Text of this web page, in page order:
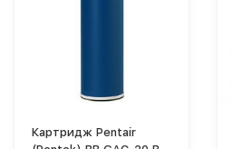
Картридж Pentair